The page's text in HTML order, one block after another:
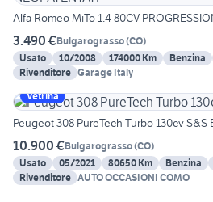
Alfa Romeo MiTo 1.4 80CV
3.490 €Bulgarograsso(CO)
Usato
10/2008 174000 Km Benzina
Rivenditore Garage Italy
Vetrina
Peugeot 308 PureTech Turbo 130cv S&S
10.900 €Bulgarograsso(CO)
Usato
05/2021 80650 Km Benzina
Rivenditore AUTO OCCASIONI COMO